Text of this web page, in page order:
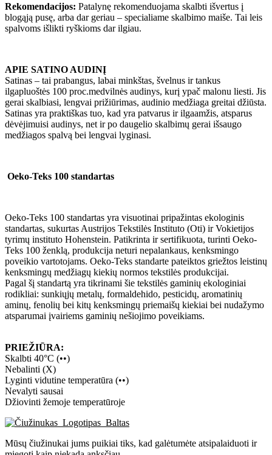
Rekomendacijos: Patalynę rekomenduojama skalbti išvertus į
blogąją pusę, arba dar geriau – specialiame skalbimo maiše. Tai leis
spalvoms išlikti ryškioms dar ilgiau.
APIE SATINO AUDINĮ
Satinas – tai prabangus, labai minkštas, švelnus ir tankus
ilgapluoštės 100 proc.medvilnės audinys, kurį ypač malonu liesti. Jis
gerai skalbiasi, lengvai prižiūrimas, audinio medžiaga greitai džiūsta.
Satinas yra praktiškas tuo, kad yra patvarus ir ilgaamžis, atsparus
dėvėjimuisi audinys, net ir po daugelio skalbimų gerai išsaugo
medžiagos spalvą bei lengvai lyginasi.
Oeko-Teks 100 standartas
Oeko-Teks 100 standartas yra visuotinai pripažintas ekologinis
standartas, sukurtas Austrijos Tekstilės Instituto (Oti) ir Vokietijos
tyrimų instituto Hohenstein. Patikrinta ir sertifikuota, turinti Oeko-
Teks 100 ženklą, produkcija neturi nepalankaus, kenksmingo
poveikio vartotojams. Oeko-Teks standarte pateiktos griežtos leistinų
kenksmingų medžiagų kiekių normos tekstilės produkcijai.
Pagal šį standartą yra tikrinami šie tekstilės gaminių ekologiniai
rodikliai: sunkiųjų metalų, formaldehido, pesticidų, aromatinių
aminų, fenolių bei kitų kenksmingų priemaišų kiekiai bei nudažymo
atsparumai įvairiems gaminių nešiojimo poveikiams.
PRIEŽIŪRA:
Skalbti 40°C (••)
Nebalinti (X)
Lyginti vidutine temperatūra (••)
Nevalyti sausai
Džiovinti žemoje temperatūroje
Mūsų čiužinukai jums puikiai tiks, kad galėtumėte atsipalaiduoti ir